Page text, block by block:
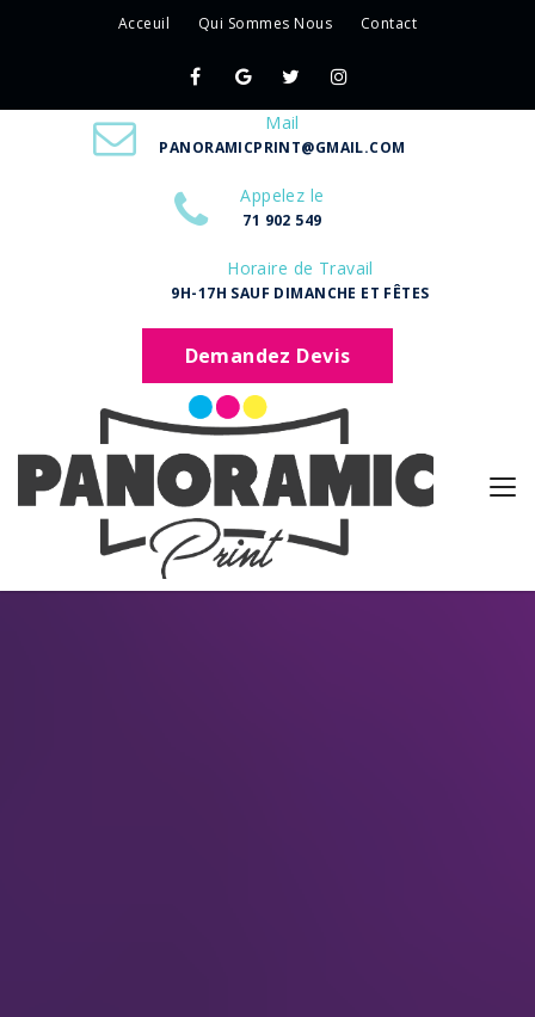
Acceuil Qui Sommes Nous Contact
Mail
PANORAMICPRINT@GMAIL.COM
Appelez le
71 902 549
Horaire de Travail
9H-17H SAUF DIMANCHE ET FÊTES
Demandez Devis